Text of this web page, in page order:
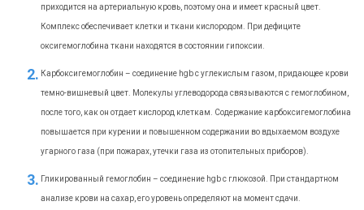
приходится на артериальную кровь, поэтому она и имеет красный цвет.
Комплекс обеспечивает клетки и ткани кислородом. При дефиците
оксигемоглобина ткани находятся в состоянии гипоксии.
Карбоксигемоглобин – соединение hgb с углекислым газом, придающее крови
темно-вишневый цвет. Молекулы углеводорода связываются с гемоглобином,
после того, как он отдает кислород клеткам. Содержание карбоксигемоглобина
повышается при курении и повышенном содержании во вдыхаемом воздухе
угарного газа (при пожарах, утечки газа из отопительных приборов).
Гликированный гемоглобин – соединение hgb с глюкозой. При стандартном
анализе крови на сахар, его уровень определяют на момент сдачи.